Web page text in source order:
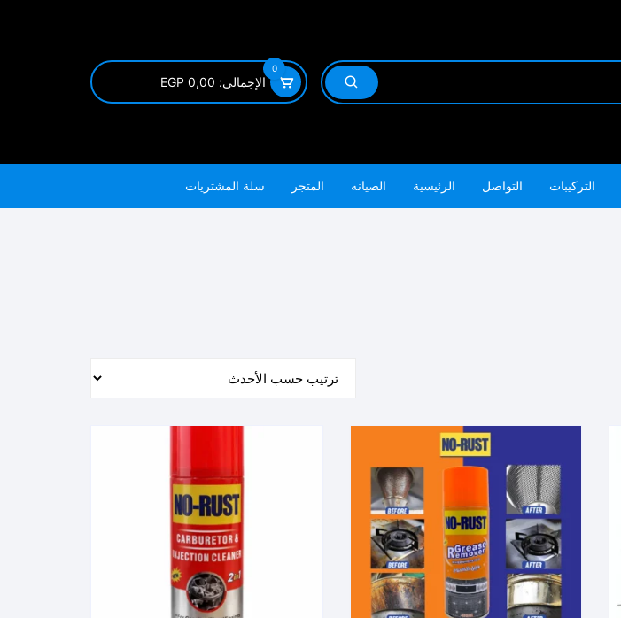
0
الإجمالي: 0,00
EGP
التركيبات التواصل الرئيسية الصيانه المتجر سلة المشتريات